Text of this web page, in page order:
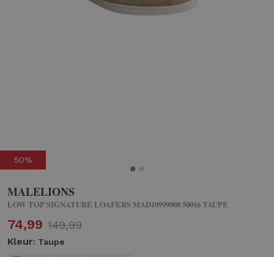
50%
MALELIONS
LOW TOP SIGNATURE LOAFERS MAD10999008 50016 TAUPE
74,99 149,99
Kleur: Taupe